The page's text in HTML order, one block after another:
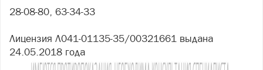
28-08-80, 63-34-33
Лицензия Л041-01135-35/00321661 выдана
24.05.2018 года